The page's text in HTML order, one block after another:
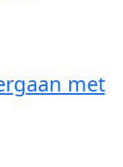
met